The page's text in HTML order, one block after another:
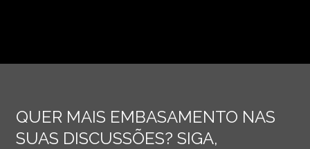
QUER MAIS EMBASAMENTO NAS
SUAS DISCUSSÕES? SIGA,